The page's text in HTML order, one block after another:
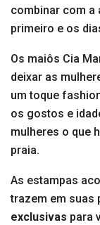
combinar com a
primeiro e os
Os maiôs Cia
deixar as
um toque
os gostos e
mulheres o que
praia.
As estampas
trazem em suas
exclusivas para